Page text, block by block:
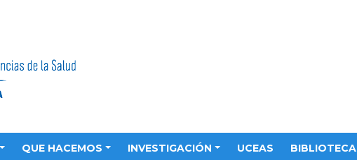
QUE HACEMOS INVESTIGACIÓN UCEAS BIBLIOTECA